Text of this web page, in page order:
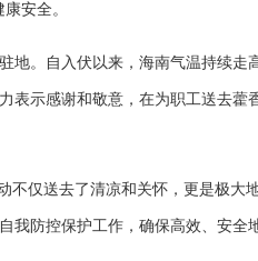
安全。
。自入伏以来，海南气温持续走
表示感谢和敬意，在为职工送去
仅送去了清凉和关怀，更是极大
防控保护工作，确保高效、安全